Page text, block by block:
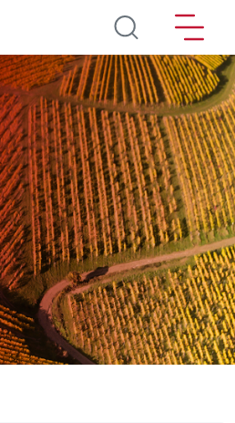
Direkt zum Inhalt